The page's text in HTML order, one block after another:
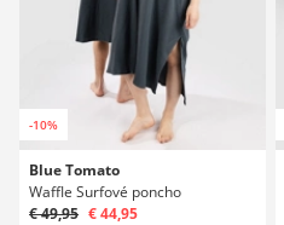
-10%
Blue Tomato
Waffle Surfové poncho
€ 49,95 € 44,95